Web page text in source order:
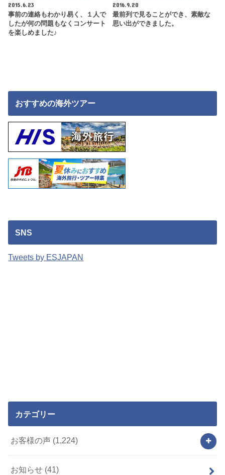
2015.6.23
事前の連絡もわかり易く、１人で
したが何の問題もなくコンサート
を楽しめました♪
2016.9.20
最前列で見ることができ、素敵な
思い出ができました。
おすすめの海外ツアー
SNS
Tweets by ESJAPAN
カテゴリー
お客様の声 (1,224)
お知らせ (41)